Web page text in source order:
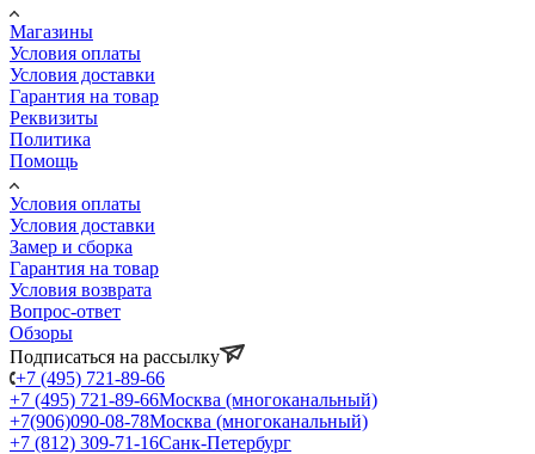
Магазины
Условия оплаты
Условия доставки
Гарантия на товар
Реквизиты
Политика
Помощь
Условия оплаты
Условия доставки
Замер и сборка
Гарантия на товар
Условия возврата
Вопрос-ответ
Обзоры
Подписаться на рассылку
+7 (495) 721-89-66
+7 (495) 721-89-66Москва (многоканальный)
+7(906)090-08-78Москва (многоканальный)
+7 (812) 309-71-16Санк-Петербург